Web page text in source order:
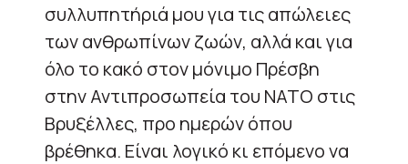
συλλυπητήριά μου για τις απώλειες
των ανθρωπίνων ζωών, αλλά και για
όλο το κακό στον μόνιμο Πρέσβη
στην Αντιπροσωπεία του ΝΑΤΟ στις
Βρυξέλλες, προ ημερών όπου
βρέθηκα. Είναι λογικό κι επόμενο να